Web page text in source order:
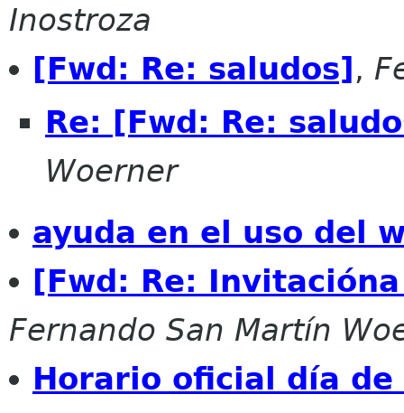
Inostroza
[Fwd: Re: saludos],
Re: [Fwd: Re:
Woerner
ayuda en el uso del
[Fwd: Re:
Fernando San Martín
Horario oficial día de